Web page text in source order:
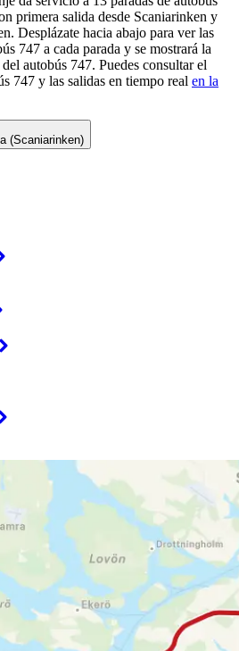
primera salida desde Scaniarinken y
Desplázate hacia abajo para ver las
747 a cada parada y se mostrará la
autobús 747. Puedes consultar el
747 y las salidas en tiempo real en la
(Scaniarinken)